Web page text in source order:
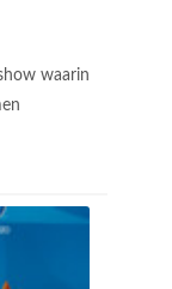
waarin